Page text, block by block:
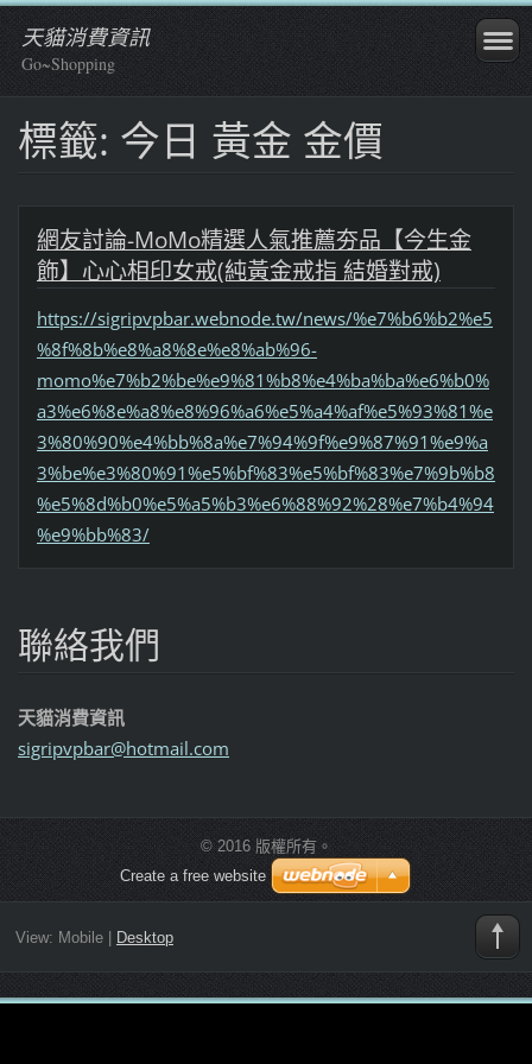
天貓消費資訊
Go~Shopping
標籤: 今日 黃金 金價
網友討論-MoMo精選人氣推薦夯品【今生金
飾】心心相印女戒(純黃金戒指 結婚對戒)
https://sigripvpbar.webnode.tw/news/%e7%b6%b2%e5
%8f%8b%e8%a8%8e%e8%ab%96-
momo%e7%b2%be%e9%81%b8%e4%ba%ba%e6%b0%
a3%e6%8e%a8%e8%96%a6%e5%a4%af%e5%93%81%e
3%80%90%e4%bb%8a%e7%94%9f%e9%87%91%e9%a
3%be%e3%80%91%e5%bf%83%e5%bf%83%e7%9b%b8
%e5%8d%b0%e5%a5%b3%e6%88%92%28%e7%b4%94
%e9%bb%83/
聯絡我們
天貓消費資訊
sigripvpbar@hotmail.com
© 2016 版權所有。
Create a free website
View: Mobile| Desktop